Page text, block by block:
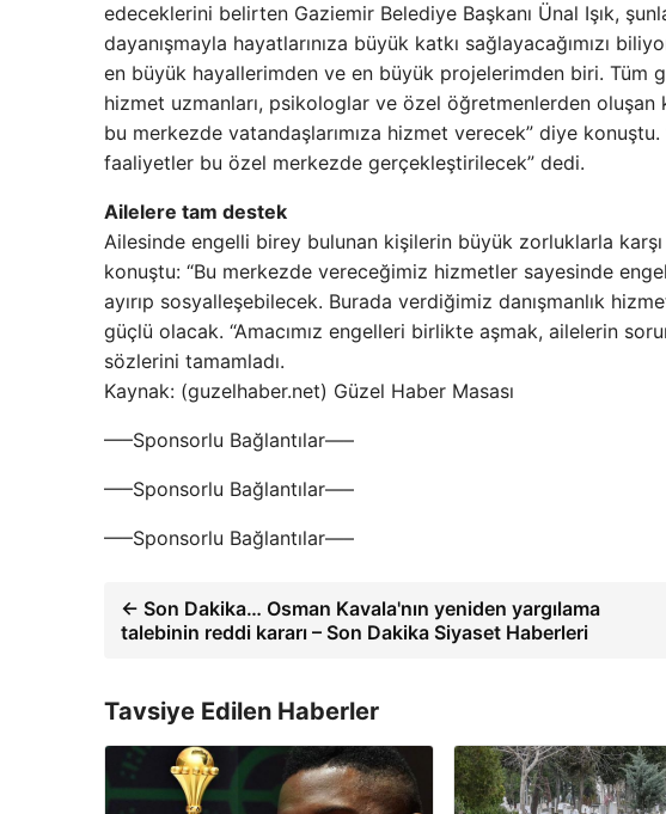
edeceklerini belirten Gaziemir Belediye Başkanı Ünal Işık,
dayanışmayla hayatlarınıza büyük katkı sağlayacağımızı
en büyük hayallerimden ve en büyük projelerimden biri. Tüm
hizmet uzmanları, psikologlar ve özel öğretmenlerden
bu merkezde vatandaşlarımıza hizmet verecek” diye
faaliyetler bu özel merkezde gerçekleştirilecek” dedi.
Ailelere tam destek
Ailesinde engelli birey bulunan kişilerin büyük zorluklarla
konuştu: “Bu merkezde vereceğimiz hizmetler sayesinde
ayırıp sosyalleşebilecek. Burada verdiğimiz danışmanlık
güçlü olacak. “Amacımız engelleri birlikte aşmak, ailelerin
sözlerini tamamladı.
Kaynak: (guzelhaber.net) Güzel Haber Masası
—–Sponsorlu Bağlantılar—–
—–Sponsorlu Bağlantılar—–
—–Sponsorlu Bağlantılar—–
← Son Dakika… Osman Kavala'nın yeniden yargılama
talebinin reddi kararı – Son Dakika Siyaset Haberleri
Tavsiye Edilen Haberler